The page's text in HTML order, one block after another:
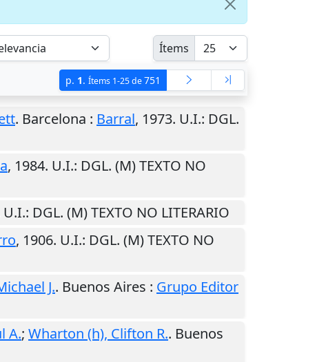
Ítems
p. 1.Ítems 1-25 de751
. Barcelona : Barral, 1973. U.I.: DGL.
, 1984. U.I.: DGL. (M) TEXTO NO
U.I.: DGL. (M) TEXTO NO LITERARIO
, 1906. U.I.: DGL. (M) TEXTO NO
J.. Buenos Aires : Grupo Editor
A.; Wharton (h), Clifton R.. Buenos